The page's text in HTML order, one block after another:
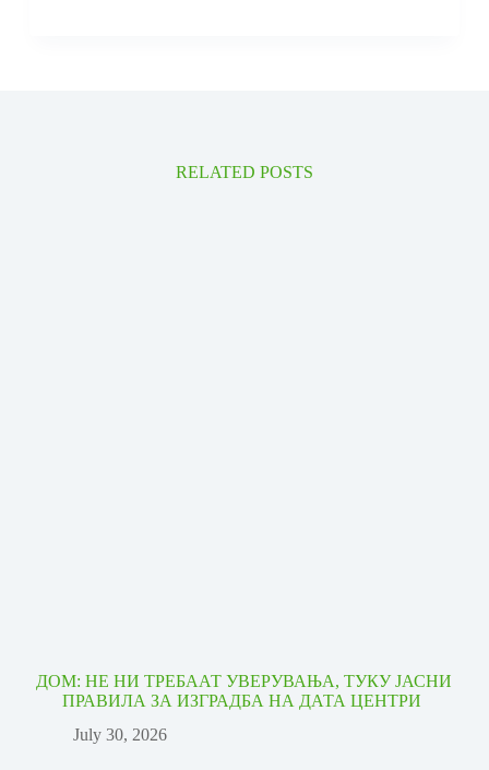
RELATED POSTS
ДОМ: НЕ НИ ТРЕБААТ УВЕРУВАЊА, ТУКУ ЈАСНИ
ПРАВИЛА ЗА ИЗГРАДБА НА ДАТА ЦЕНТРИ
July 30, 2026